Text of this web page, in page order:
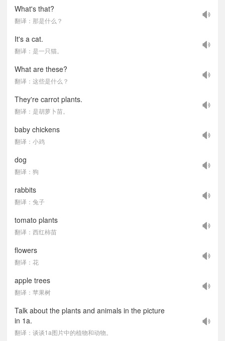
What's that?
翻译：那是什么？
It's a cat.
翻译：是一只猫。
What are these?
翻译：这些是什么？
They're carrot plants.
翻译：是胡萝卜苗。
baby chickens
翻译：小鸡
dog
翻译：狗
rabbits
翻译：兔子
tomato plants
翻译：西红柿苗
flowers
翻译：花
apple trees
翻译：苹果树
Talk about the plants and animals in the picture
in 1a.
翻译：谈谈1a图片中的植物和动物。